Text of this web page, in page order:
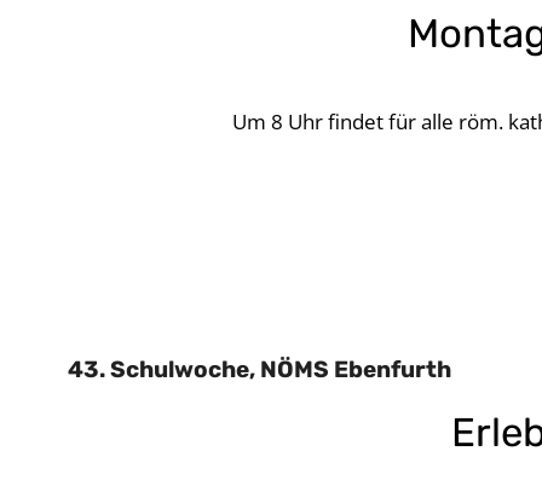
Um 8 Uhr findet für alle röm.
43. Schulwoche, NÖMS Ebenfurth